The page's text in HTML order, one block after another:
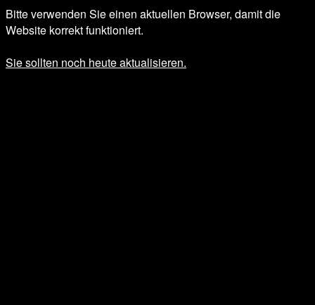
Bitte verwenden Sie einen aktuellen Browser, damit die
Website korrekt funktioniert.
Sie sollten noch heute aktualisieren.